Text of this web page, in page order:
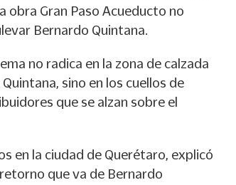
obra Gran Paso Acueducto no
Bernardo Quintana.
no radica en la zona de calzada
sino en los cuellos de
que se alzan sobre el
en la ciudad de Querétaro, explicó
que va de Bernardo